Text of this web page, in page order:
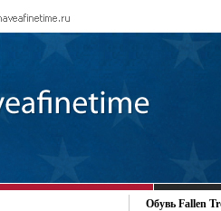
Обувь Fallen